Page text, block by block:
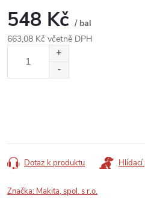
548 Kč / bal
663,08 Kč včetně DPH
Dotaz k produktu Hlídací
Značka: Makita, spol. s r.o.